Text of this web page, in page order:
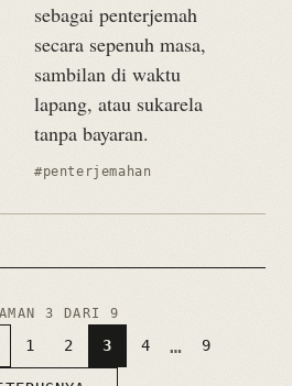
sebagai penterjemah
secara sepenuh masa,
sambilan di waktu
lapang, atau sukarela
tanpa bayaran.
#penterjemahan
3 DARI 9
1 2 3 4 … 9